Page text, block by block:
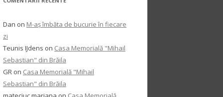
Dan on M-aș îmbăta de bucurie în fiecare
zi
Teunis IJdens on Casa Memorială "Mihail
Sebastian" din Brăila
GR on Casa Memorială "Mihail
Sebastian" din Brăila